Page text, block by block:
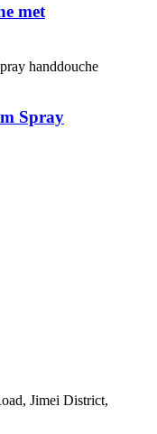
met
Spray
Jimei District,